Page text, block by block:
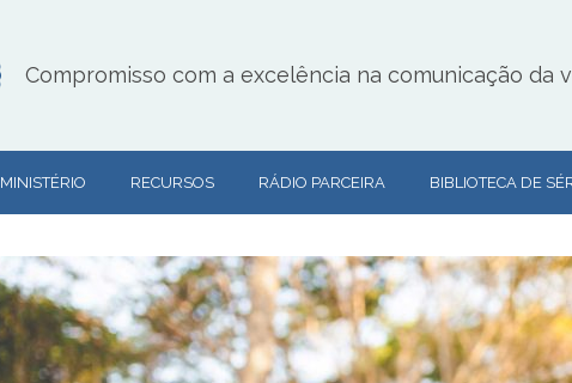
Compromisso com a excelência na comunicação da
MINISTÉRIO RECURSOS RÁDIO PARCEIRA BIBLIOTECA DE